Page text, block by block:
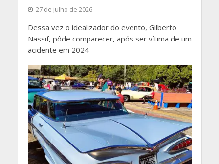
27 de julho de 2026
Dessa vez o idealizador do evento, Gilberto
Nassif, pôde comparecer, após ser vítima de um
acidente em 2024